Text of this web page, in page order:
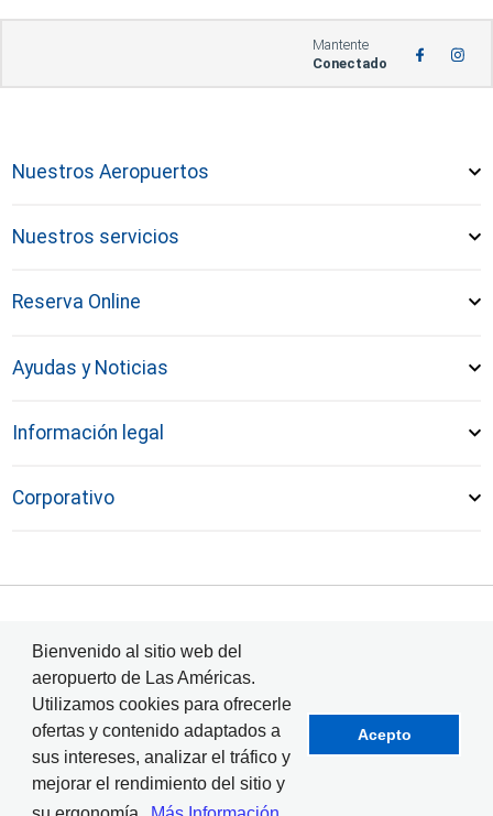
Mantente
Conectado
Nuestros Aeropuertos
Nuestros servicios
Reserva Online
Ayudas y Noticias
Información legal
Corporativo
Bienvenido al sitio web del
aeropuerto de Las Américas.
Utilizamos cookies para ofrecerle
ofertas y contenido adaptados a
sus intereses, analizar el tráfico y
mejorar el rendimiento del sitio y
Acepto